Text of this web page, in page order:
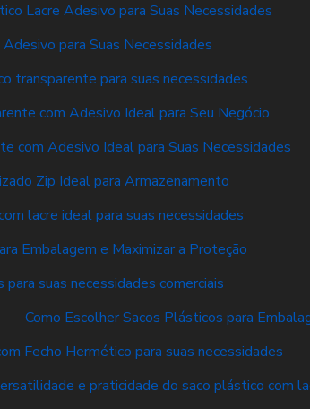
Lacre Adesivo para Suas Necessidades
para Suas Necessidades
transparente para suas necessidades
com Adesivo Ideal para Seu Negócio
com Adesivo Ideal para Suas Necessidades
Zip Ideal para Armazenamento
lacre ideal para suas necessidades
Embalagem e Maximizar a Proteção
suas necessidades comerciais
Como Escolher Sacos Plásticos para
Fecho Hermético para suas necessidades
e praticidade do saco plástico com